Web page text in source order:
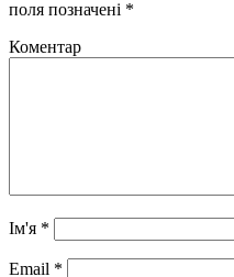
поля позначені *
Коментар
Ім'я *
Email *